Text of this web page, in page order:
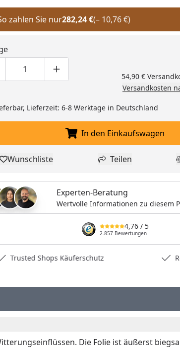
zahlen Sie nur282,24 €(– 10,76 €)
um eins verringern
Produktmenge manuell eingeben
Produktmenge um eins erhöhen
54,90 €
Versandkosten
Lieferzeit: 6-8 Werktage in Deutschland
In den
In den Einkaufswagen
Produkt zur Wunschliste hinzufügen
Wunschliste Teilen
Teilen
Experten-Beratung
Wertvolle Informationen zu diesem
4,76 / 5
2.857 Bewertungen
Trusted Shops Käuferschutz
Die Folie ist äußerst